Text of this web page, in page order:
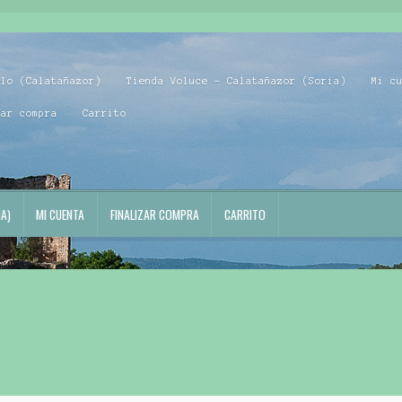
(Calatañazor) Tienda Voluce – Calatañazor (Soria) Mi
compra Carrito
MI CUENTA FINALIZAR COMPRA CARRITO